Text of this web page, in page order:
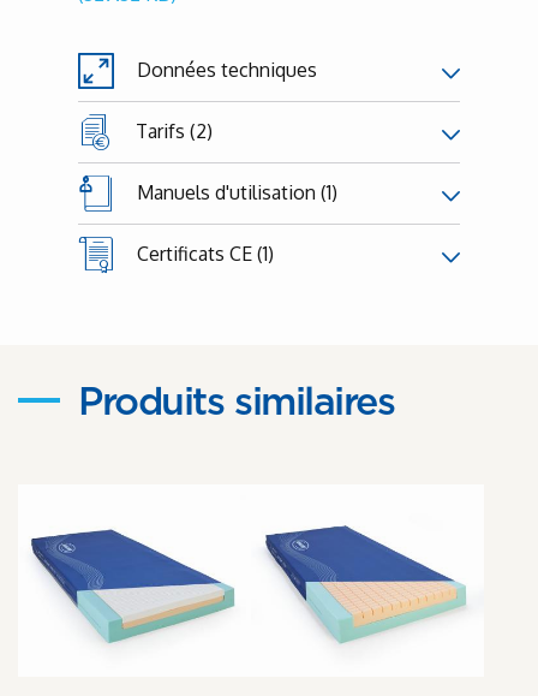
Données techniques
Tarifs (2)
Manuels d'utilisation (1)
Certificats CE (1)
Produits similaires